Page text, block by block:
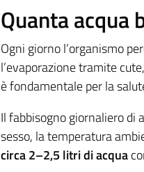
Quanta acqua
Ogni giorno l’organismo
l’evaporazione tramite
è fondamentale per la
Il fabbisogno giornaliero di
sesso, la temperatura
circa 2–2,5 litri di acqua